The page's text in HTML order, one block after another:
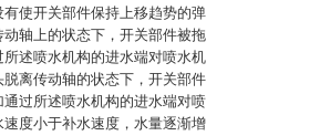
使开关部件保持上移趋势的弹
轴上的状态下，开关部件被拖
述喷水机构的进水端对喷水机
离传动轴的状态下，开关部件
过所述喷水机构的进水端对喷
度小于补水速度，水量逐渐增